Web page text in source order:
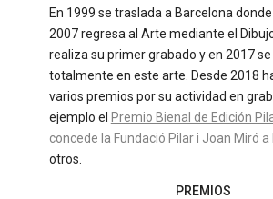
En 1999 se traslada a Barcelona
2007 regresa al Arte mediante el
realiza su primer grabado y en 2017 se
totalmente en este arte. Desde 2018
varios premios por su actividad en
ejemplo el Premio Bienal de Edición
concede la Fundació Pilar i Joan Miró a
otros.
PREMIOS